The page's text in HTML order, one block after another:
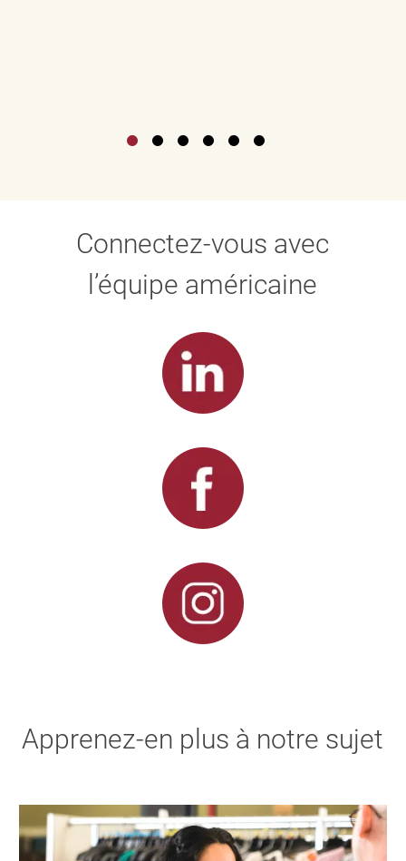
Connectez-vous avec
l’équipe américaine
Apprenez-en plus à notre sujet